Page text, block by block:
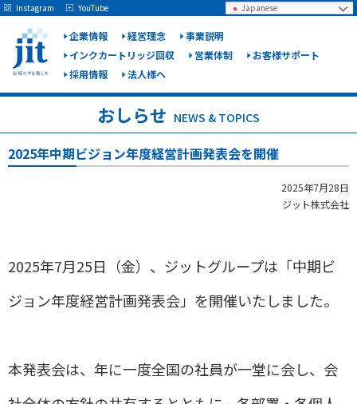
企業情報 経営理念
事業説明
インクカートリッジ回収
営業体制
お客様サポート
採用情報
法人様へ
Japanese
Instagram YouTube
おしらせ NEWS & TOPICS
2025年中期ビジョン年度経営計画発表会を開催
2025年7月28日
ジット株式会社
2025年7月25日（金）、ジットグループは「中期ビ
ジョン年度経営計画発表会」を開催いたしました。
本発表会は、年に一度全国の社員が一堂に会し、会
May we use cookies to track your activities? We take your privacy very seriously.
Please see our privacy policy for details and any questions.YesNo